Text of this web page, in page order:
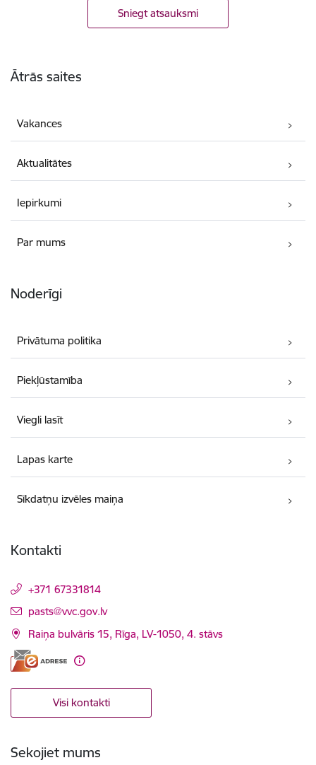
Sniegt atsauksmi
Ātrās saites
Vakances
Aktualitātes
Iepirkumi
Par mums
Noderīgi
Privātuma politika
Piekļūstamība
Viegli lasīt
Lapas karte
Sīkdatņu izvēles maiņa
Kontakti
+371 67331814
E-pasts:
pasts@vvc.gov.lv
Raiņa bulvāris 15, Rīga, LV-1050, 4. stāvs
Visi kontakti
Sekojiet mums